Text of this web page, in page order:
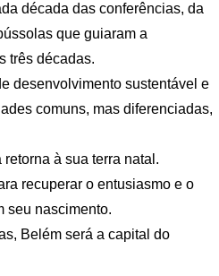
década das conferências, da
que guiaram a
três décadas.
desenvolvimento sustentável e
comuns, mas diferenciadas,
à sua terra natal.
recuperar o entusiasmo e o
seu nascimento.
Belém será a capital do